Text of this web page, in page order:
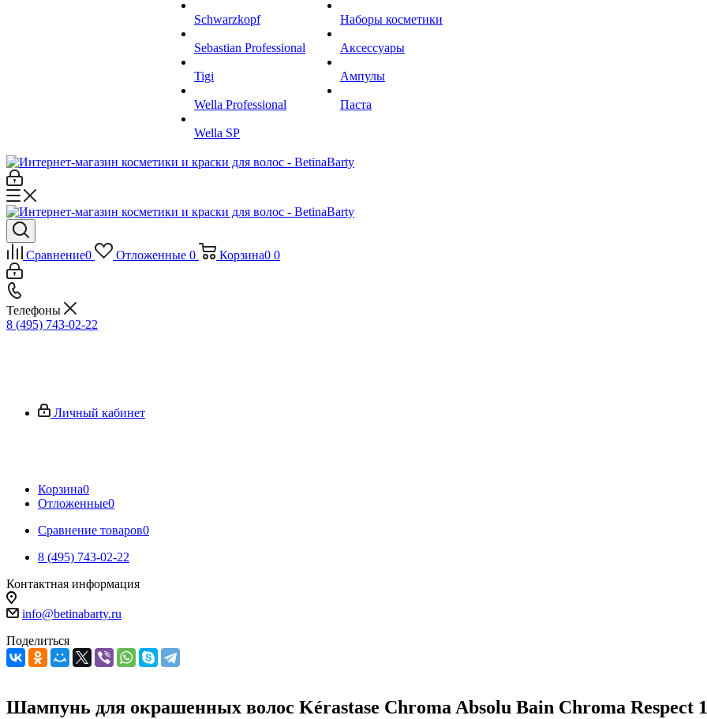
Schwarzkopf
Sebastian Professional
Tigi
Wella Professional
Wella SP
Наборы косметики
Аксессуары
Ампулы
Паста
Сравнение0 Отложенные 0 Корзина0 0
Телефоны
8 (495) 743-02-22
Личный кабинет
Корзина0
Отложенные0
Сравнение товаров0
8 (495) 743-02-22
Контактная информация
info@betinabarty.ru
Поделиться
Шампунь для окрашенных волос Kérastase Chroma Absolu Bain Chroma Respect